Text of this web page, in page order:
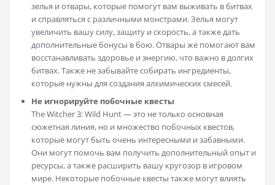
зелья и отвары, которые помогут вам выживать в битвах
и справляться с различными монстрами. Зелья могут
увеличить вашу силу, защиту и скорость, а также дать
дополнительные бонусы в бою. Отвары же помогают вам
восстанавливать здоровье и энергию, что важно в долгих
битвах. Также не забывайте собирать ингредиенты,
которые нужны для создания алхимических смесей.
Не игнорируйте побочные квесты
The Witcher 3: Wild Hunt — это не только основная
сюжетная линия, но и множество побочных квестов,
которые могут быть очень интересными и забавными.
Они могут помочь вам получить дополнительный опыт и
ресурсы, а также расширить вашу кругозор в игровом
мире. Некоторые побочные квесты также могут влиять